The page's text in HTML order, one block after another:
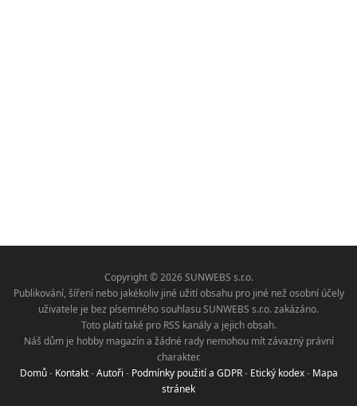
Copyright © 2026 SUNWEBS s.r.o.
Publikování, šíření nebo jakékoliv jiné užití obsahu pro jiné než osobní účely
uživatele je bez písemného souhlasu SUNWEBS s.r.o. zakázáno.
Toto platí také pro RSS kanály a jejich obsah.
Náš dům je hobby magazín a žádné rady nemohou mít závazný právní
charakter.
Domů- Kontakt-Autoři - Podmínky použití a GDPR- Etický kodex- Mapa
stránek